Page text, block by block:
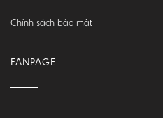
Chính sách bảo mật
FANPAGE